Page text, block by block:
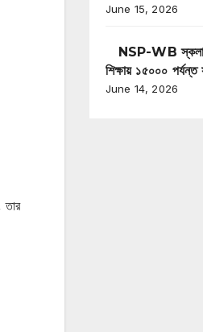
তার
June 15, 2026
NSP-WB
শিক্ষায় ১৫০০০ পর্যন্ত
June 14, 2026